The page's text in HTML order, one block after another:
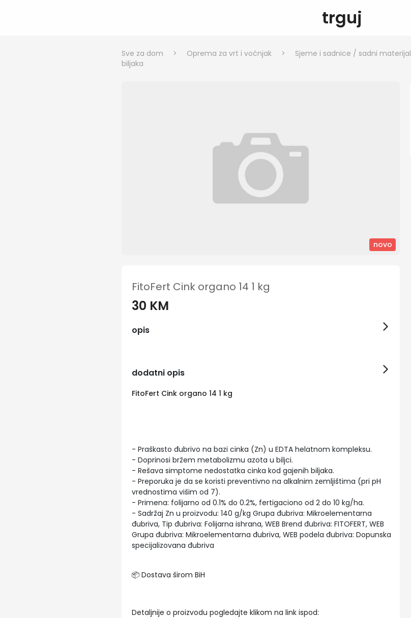
trguj
Sve za dom > Oprema za vrt i voćnjak > Sjeme i sadnice / sadni materijal
biljaka
novo
FitoFert Cink organo 14 1 kg
30 KM
opis
dodatni opis
FitoFert Cink organo 14 1 kg
- Praškasto đubrivo na bazi cinka (Zn) u EDTA helatnom kompleksu.
- Doprinosi bržem metabolizmu azota u biljci.
- Rešava simptome nedostatka cinka kod gajenih biljaka.
- Preporuka je da se koristi preventivno na alkalnim zemljištima (pri pH
vrednostima višim od 7).
- Primena: folijarno od 0.1% do 0.2%, fertigaciono od 2 do 10 kg/ha.
- Sadržaj Zn u proizvodu: 140 g/kg Grupa đubriva: Mikroelementarna
đubriva, Tip đubriva: Folijarna ishrana, WEB Brend đubriva: FITOFERT, WEB
Grupa đubriva: Mikroelementarna đubriva, WEB podela đubriva: Dopunska
specijalizovana đubriva
📦 Dostava širom BiH
Detaljnije o proizvodu pogledajte klikom na link ispod: